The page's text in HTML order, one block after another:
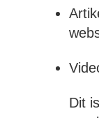
Dit